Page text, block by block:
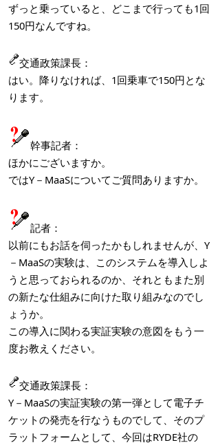
ずっと乗っていると、どこまで行っても1回
150円なんですね。
交通政策課長：
はい。降りなければ、1回乗車で150円とな
ります。
幹事記者：
ほかにございますか。
ではY－MaaSについてご質問ありますか。
記者：
以前にもお話を伺ったかもしれませんが、Y
－MaaSの実験は、このシステムを導入しよ
うと思っておられるのか、それともまた別
の新たな仕組みに向けた取り組みなのでし
ょうか。
この導入に関わる実証実験の意図をもう一
度お教えください。
交通政策課長：
Y－MaaSの実証実験の第一弾として電子チ
ケットの発売を行なうものでして、そのプ
ラットフォームとして、今回はRYDE社の